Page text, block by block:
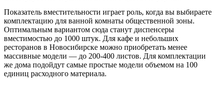
Показатель вместительности играет роль, когда вы выбираете
комплектацию для ванной комнаты общественной зоны.
Оптимальным вариантом сюда станут диспенсеры
вместимостью до 1000 штук. Для кафе и небольших
ресторанов в Новосибирске можно приобретать менее
массивные модели — до 200-400 листов. Для комплектации
же дома подойдут самые простые модели объемом на 100
единиц расходного материала.